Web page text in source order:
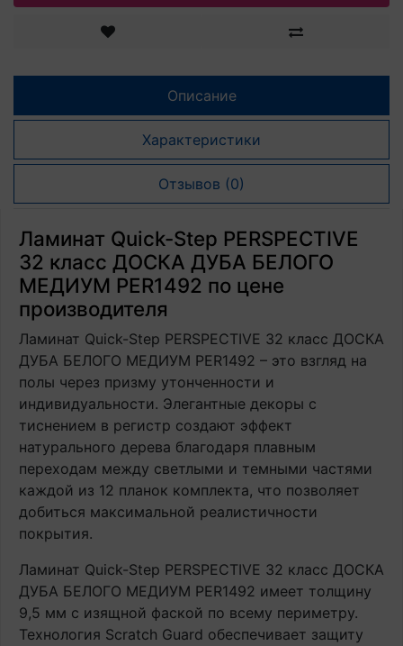
Описание
Характеристики
Отзывов (0)
Ламинат Quick-Step PERSPECTIVE
32 класс ДОСКА ДУБА БЕЛОГО
МЕДИУМ PER1492 по цене
производителя
Ламинат Quick-Step PERSPECTIVE 32 класс ДОСКА
ДУБА БЕЛОГО МЕДИУМ PER1492 – это взгляд на
полы через призму утонченности и
индивидуальности. Элегантные декоры с
тиснением в регистр создают эффект
натурального дерева благодаря плавным
переходам между светлыми и темными частями
каждой из 12 планок комплекта, что позволяет
добиться максимальной реалистичности
покрытия.
Ламинат Quick-Step PERSPECTIVE 32 класс ДОСКА
ДУБА БЕЛОГО МЕДИУМ PER1492 имеет толщину
9,5 мм с изящной фаской по всему периметру.
Технология Scratch Guard обеспечивает защиту